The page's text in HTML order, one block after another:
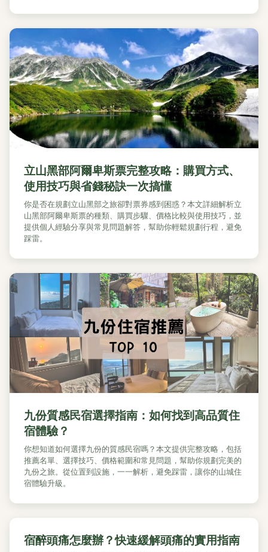
立山黑部阿爾卑斯票完整攻略：購買方式、
使用技巧與省錢秘訣一次搞懂
你是否在規劃立山黑部之旅卻對票券感到困惑？本文詳細解析立
山黑部阿爾卑斯票的種類、購買步驟、價格比較與使用技巧，並
提供個人經驗分享與常見問題解答，幫助你輕鬆規劃行程，避免
踩雷。
九份質感民宿選擇指南：如何找到高品質住
宿體驗？
你想知道如何選擇九份的質感民宿嗎？本文提供完整攻略，包括
推薦名單、選擇技巧、價格範圍和常見問題，幫助你規劃完美的
九份之旅。從位置到設施，一一解析，避免踩雷，讓你的山城住
宿體驗升級。
宿醉頭痛怎麼辦？快速緩解頭痛的實用指南